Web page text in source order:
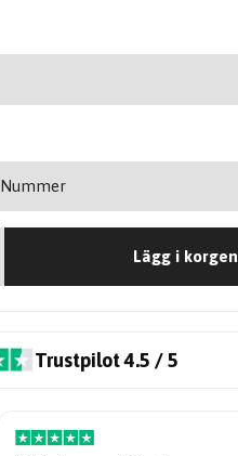
Lägg i korgen
Trustpilot 4.5 / 5